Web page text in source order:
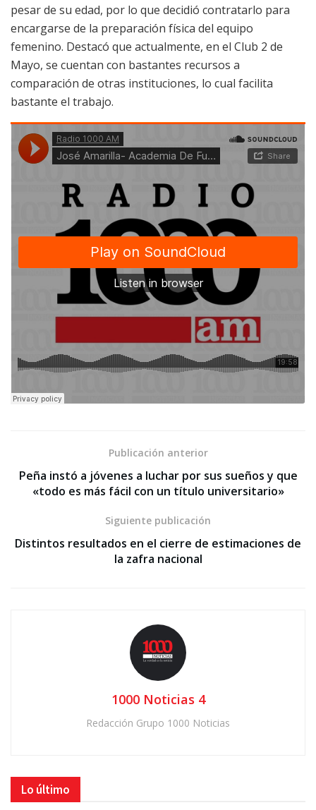
pesar de su edad, por lo que decidió contratarlo para
encargarse de la preparación física del equipo
femenino. Destacó que actualmente, en el Club 2 de
Mayo, se cuentan con bastantes recursos a
comparación de otras instituciones, lo cual facilita
bastante el trabajo.
Publicación anterior
Peña instó a jóvenes a luchar por sus sueños y que
«todo es más fácil con un título universitario»
Siguiente publicación
Distintos resultados en el cierre de estimaciones de
la zafra nacional
1000 Noticias 4
Redacción Grupo 1000 Noticias
Lo último